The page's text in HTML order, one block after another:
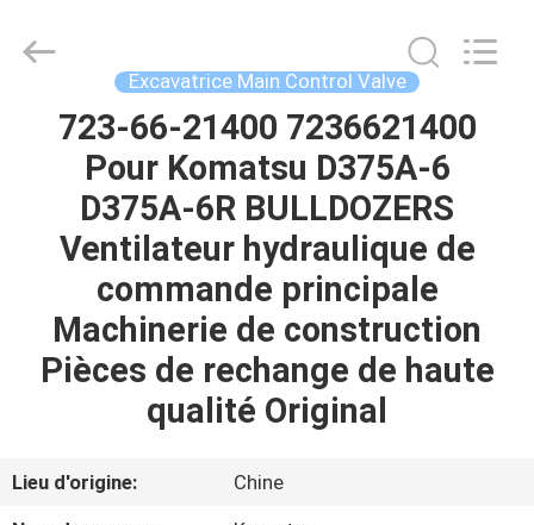
APERÇU
PRODUITS
VIDÉOS
SHOW
A
PROPOS
Machinery
Excavatrice Main Control Valve
723-66-21400 7236621400
Pour Komatsu D375A-6
D375A-6R BULLDOZERS
Ventilateur hydraulique de
commande principale
Machinerie de construction
Pièces de rechange de haute
qualité Original
Lieu d'origine:
Chine